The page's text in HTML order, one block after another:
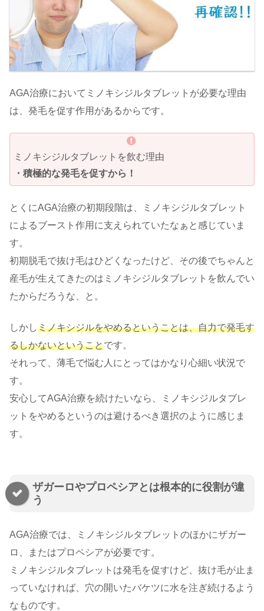
AGA治療においてミノキシジルタブレットが必要な理由
は、発毛を促す作用があるからです。
ミノキシジルタブレットを飲む理由
・積極的な発毛を促すから！
とくにAGA治療の初期段階は、ミノキシジルタブレット
によるブースト作用に支えられていたなぁと感じていま
す。
初期脱毛で抜け毛はひどくなったけど、その後でちゃんと
産毛が生えてきたのはミノキシジルタブレットを飲んでい
たからだろうな、と。
しかしミノキシジルをやめるということは、自力で発毛す
るしかないということです。
それって、薄毛で悩む人にとってはかなり心細い状況で
す。
安心してAGA治療を続けたいなら、ミノキシジルタブレ
ットをやめるというのは避けるべき選択のように感じま
す。
ザガーロやプロペシアとは根本的に役割が違
う
AGA治療では、ミノキシジルタブレットのほかにザガー
ロ、またはプロペシアが必要です。
ミノキシジルタブレットは発毛を促すけど、抜け毛が止ま
っていなければ、穴の開いたバケツに水を注ぎ続けるよう
なものです。